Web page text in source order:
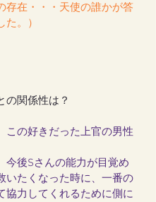
存在・・・天使の誰かが答
た。）
の関係性は？
この好きだった上官の男性
今後Sさんの能力が目覚め
いたくなった時に、一番の
協力してくれるために側に